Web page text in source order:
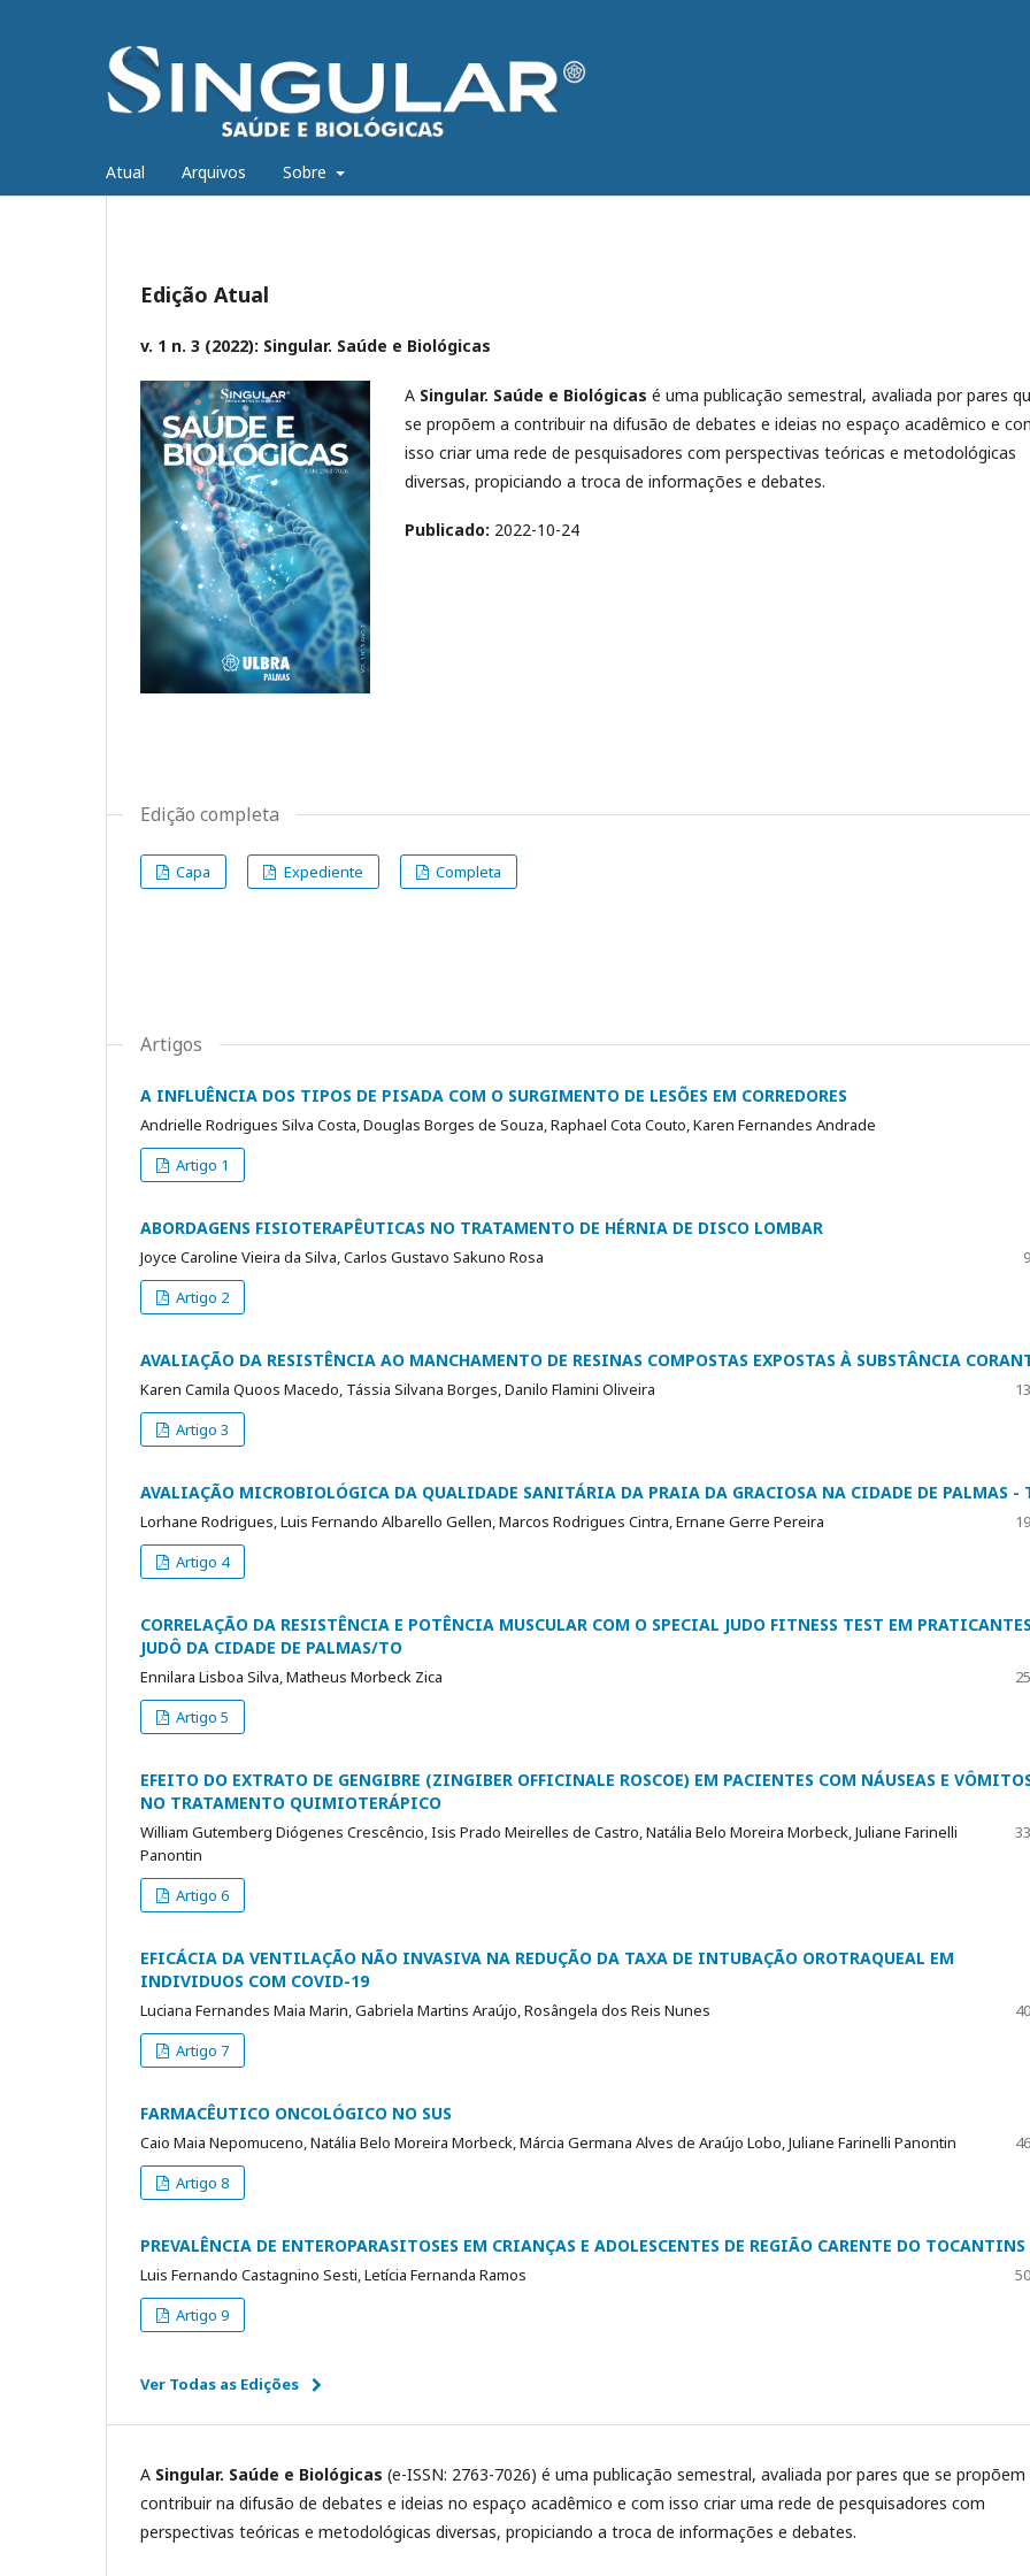
Atual Arquivos Sobre
Edição Atual
v. 1 n. 3 (2022): Singular. Saúde e Biológicas
A Singular. Saúde e Biológicas é uma publicação semestral, avaliada por pares
se propõem a contribuir na difusão de debates e ideias no espaço acadêmico e
isso criar uma rede de pesquisadores com perspectivas teóricas e metodológicas
diversas, propiciando a troca de informações e debates.
Publicado: 2022-10-24
Edição completa
Capa Expediente Completa
Artigos
A INFLUÊNCIA DOS TIPOS DE PISADA COM O SURGIMENTO DE LESÕES EM CORREDORES
Andrielle Rodrigues Silva Costa, Douglas Borges de Souza, Raphael Cota Couto, Karen Fernandes Andrade
Artigo 1
ABORDAGENS FISIOTERAPÊUTICAS NO TRATAMENTO DE HÉRNIA DE DISCO LOMBAR
Joyce Caroline Vieira da Silva, Carlos Gustavo Sakuno Rosa
Artigo 2
AVALIAÇÃO DA RESISTÊNCIA AO MANCHAMENTO DE RESINAS COMPOSTAS EXPOSTAS À SUBSTÂNCIA
Karen Camila Quoos Macedo, Tássia Silvana Borges, Danilo Flamini Oliveira
Artigo 3
AVALIAÇÃO MICROBIOLÓGICA DA QUALIDADE SANITÁRIA DA PRAIA DA GRACIOSA NA CIDADE DE PALMAS -
Lorhane Rodrigues, Luis Fernando Albarello Gellen, Marcos Rodrigues Cintra, Ernane Gerre Pereira
Artigo 4
CORRELAÇÃO DA RESISTÊNCIA E POTÊNCIA MUSCULAR COM O SPECIAL JUDO FITNESS TEST EM
JUDÔ DA CIDADE DE PALMAS/TO
Ennilara Lisboa Silva, Matheus Morbeck Zica
Artigo 5
EFEITO DO EXTRATO DE GENGIBRE (ZINGIBER OFFICINALE ROSCOE) EM PACIENTES COM NÁUSEAS E
NO TRATAMENTO QUIMIOTERÁPICO
William Gutemberg Diógenes Crescêncio, Isis Prado Meirelles de Castro, Natália Belo Moreira Morbeck, Juliane Farinelli
Panontin
Artigo 6
EFICÁCIA DA VENTILAÇÃO NÃO INVASIVA NA REDUÇÃO DA TAXA DE INTUBAÇÃO OROTRAQUEAL EM
INDIVIDUOS COM COVID-19
Luciana Fernandes Maia Marin, Gabriela Martins Araújo, Rosângela dos Reis Nunes
Artigo 7
FARMACÊUTICO ONCOLÓGICO NO SUS
Caio Maia Nepomuceno, Natália Belo Moreira Morbeck, Márcia Germana Alves de Araújo Lobo, Juliane Farinelli Panontin
Artigo 8
PREVALÊNCIA DE ENTEROPARASITOSES EM CRIANÇAS E ADOLESCENTES DE REGIÃO CARENTE DO TOCANTINS
Luis Fernando Castagnino Sesti, Letícia Fernanda Ramos
Artigo 9
Ver Todas as Edições
A Singular. Saúde e Biológicas (e-ISSN: 2763-7026) é uma publicação semestral, avaliada por pares que se propõem
contribuir na difusão de debates e ideias no espaço acadêmico e com isso criar uma rede de pesquisadores com
perspectivas teóricas e metodológicas diversas, propiciando a troca de informações e debates.